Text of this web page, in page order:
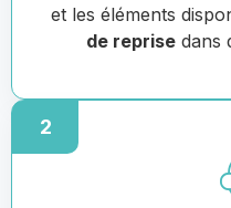
et les éléments
de reprisedans
2